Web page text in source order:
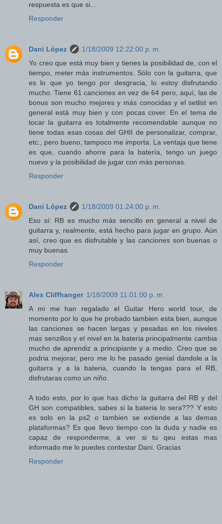
respuesta es que si...
Responder
Dani López
1/18/2009 12:22:00 p. m.
Yo creo que está muy bien y tienes la posibilidad de, con el
tiempo, meter más instrumentos. Sólo con la guitarra, que
es lo que yo tengo por desgracia, lo estoy disfrutando
mucho. Tiene 61 canciones en vez de 64 pero, aquí, las de
bonus son mucho mejores y más conocidas y el setlist en
general está muy bien y con pocas cover. En el tema de
tocar la guitarra es totalmente recomendable aunque no
tiene todas esas cosas del GHII de personalizar, comprar,
etc., pero bueno, tampoco me importa. La ventaja que tiene
es que, cuando ahorre para la batería, tengo un juego
nuevo y la posibilidad de jugar con más personas.
Responder
Dani López
1/18/2009 01:24:00 p. m.
Eso sí: RB es mucho más sencillo en general a nivel de
guitarra y, realmente, está hecho para jugar en grupo. Aún
así, creo que es disfrutable y las canciones son buenas o
muy buenas.
Responder
Alex Cliffhanger 1/18/2009 11:01:00 p. m.
A mi me han regalado el Guitar Hero world tour, de
momento por lo que he probado tambien esta bien, aunque
las canciones se hacen largas y pesadas en los niveles
mas senzillos y el nivel en la bateria principalmente cambia
mucho de aprendiz a principiante y a medio. Creo que se
podria mejorar, pero me lo he pasado genial dandole a la
guitarra y a la bateria, cuando la tengas para el RB,
disfrutaras como un niño.
A todo esto, por lo que has dicho la guitarra del RB y del
GH son compatibles, sabes si la bateria lo sera??? Y esto
es solo en la ps2 o tambien se extiende a las demas
plataformas? Es que llevo tiempo con la duda y nadie es
capaz de responderme, a ver si tu qeu estas mas
informado me lo puedes contestar Dani. Gracias
Responder